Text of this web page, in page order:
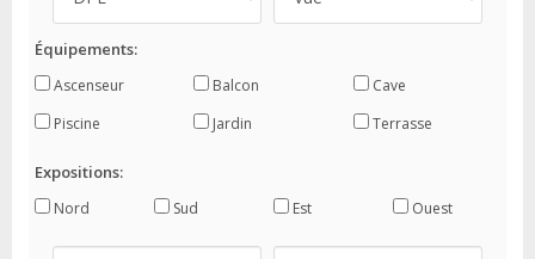
Équipements:
Ascenseur Balcon
Cave
Piscine
Jardin Terrasse
Expositions:
Nord Sud Est Ouest